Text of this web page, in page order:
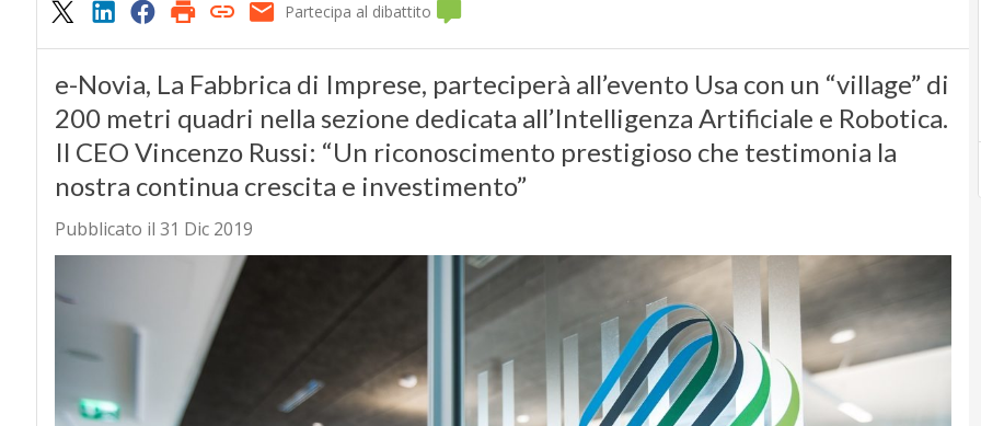
Partecipa al dibattito
e-Novia, La Fabbrica di Imprese, parteciperà all’evento Usa con un “village” di
200 metri quadri nella sezione dedicata all’Intelligenza Artificiale e Robotica.
Il CEO Vincenzo Russi: “Un riconoscimento prestigioso che testimonia la
nostra continua crescita e investimento”
Pubblicato il 31 Dic 2019